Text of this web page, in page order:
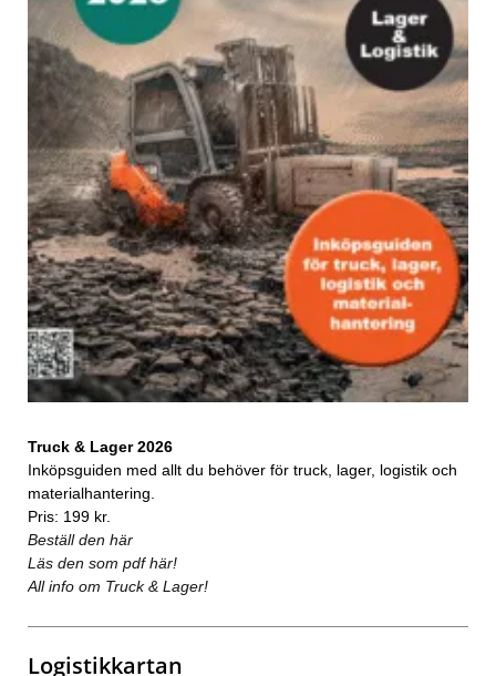
Truck & Lager 2026
Inköpsguiden med allt du behöver för truck, lager, logistik och
materialhantering.
Pris: 199 kr.
Beställ den här
Läs den som pdf här!
All info om Truck & Lager!
Logistikkartan